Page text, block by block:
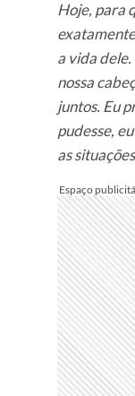
Hoje, para
a vida
nossa
juntos. Eu
pudesse,
as